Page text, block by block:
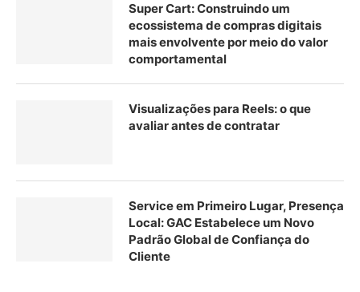
Super Cart: Construindo um
ecossistema de compras digitais
mais envolvente por meio do valor
comportamental
Visualizações para Reels: o que
avaliar antes de contratar
Service em Primeiro Lugar, Presença
Local: GAC Estabelece um Novo
Padrão Global de Confiança do
Cliente